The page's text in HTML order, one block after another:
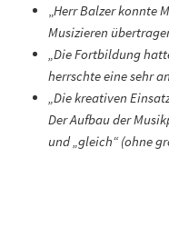
„Herr Balzer konnte
Musizieren
„Die Fortbildung
herrschte eine sehr
„Die kreativen
Der Aufbau der
und „gleich“ (ohne